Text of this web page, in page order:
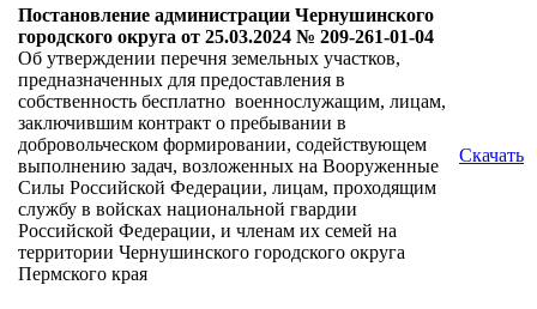
Постановление администрации Чернушинского
городского округа от 25.03.2024 № 209-261-01-04
Об утверждении перечня земельных участков,
предназначенных для предоставления в
собственность бесплатно военнослужащим, лицам,
заключившим контракт о пребывании в
добровольческом формировании, содействующем
выполнению задач, возложенных на Вооруженные
Силы Российской Федерации, лицам, проходящим
службу в войсках национальной гвардии
Российской Федерации, и членам их семей на
территории Чернушинского городского округа
Пермского края
Скачать